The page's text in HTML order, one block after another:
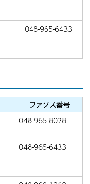
048-965-6433
ファクス番号
048-965-8028
048-965-6433